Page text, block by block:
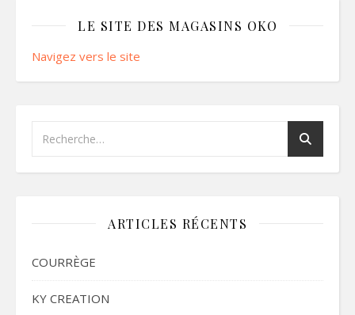
LE SITE DES MAGASINS OKO
Navigez vers le site
ARTICLES RÉCENTS
COURRÈGE
KY CREATION